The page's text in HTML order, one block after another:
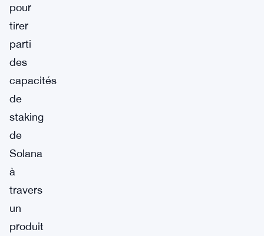
pour
tirer
parti
des
capacités
de
staking
de
Solana
à
travers
un
produit